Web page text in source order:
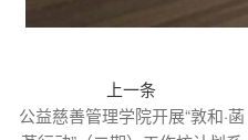
上一条
公益慈善管理学院开展“敦和·菡